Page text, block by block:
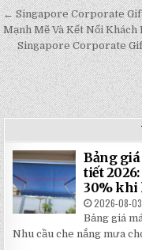
Post
navigation
← Singapore Corporate
Mạnh Mẽ Và Kết Nối Khách
Singapore Corporate
Bảng
tiết
30% khi
2026-08-03
Bảng giá
Nhu cầu che nắng mưa